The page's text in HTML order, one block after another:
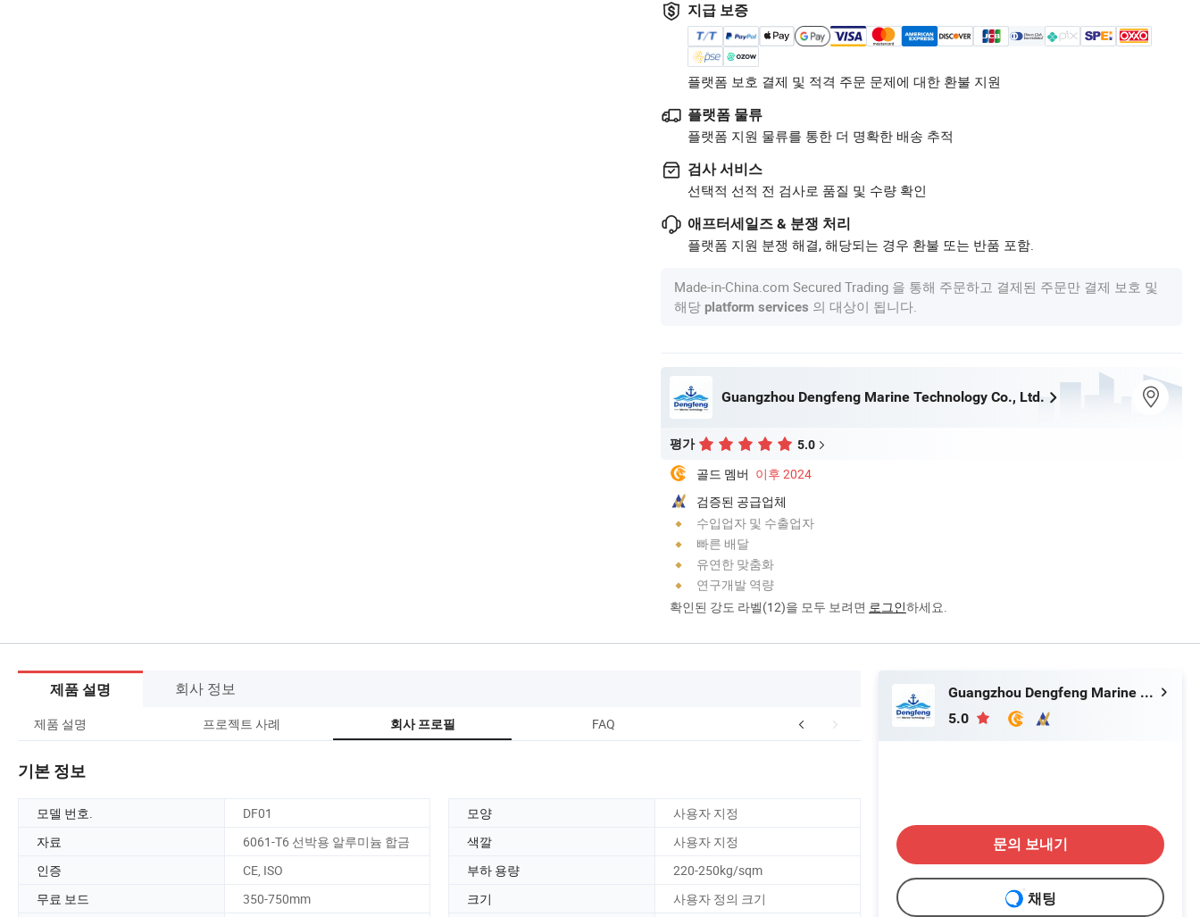
지급 보증
플랫폼 보호 결제 및 적격 주문 문제에 대한 환불 지원
플랫폼 물류
플랫폼 지원 물류를 통한 더 명확한 배송 추적
검사 서비스
선택적 선적 전 검사로 품질 및 수량 확인
애프터세일즈 & 분쟁 처리
플랫폼 지원 분쟁 해결, 해당되는 경우 환불 또는 반품 포함.
Made-in-China.com Secured Trading 을 통해 주문하고 결제된 주문만 결제 보호 및
해당 platform services 의 대상이 됩니다.
Guangzhou Dengfeng Marine Technology Co., Ltd.
평가 5.0
골드 멤버 이후 2024
검증된 공급업체
수입업자 및 수출업자
빠른 배달
유연한 맞춤화
연구개발 역량
확인된 강도 라벨(12)을 모두 보려면 로그인하세요.
제품 설명 회사 정보
제품 설명 프로젝트 사례 회사 프로필 FAQ
기본 정보
모델 번호. DF01 모양
사용자 지정
자료
6061-T6 선박용 알루미늄 합금 색깔
사용자 지정
인증
CE, ISO 부하 용량
220-250kg/sqm
무료 보드
350-750mm 크기 사용자 정의 크기
Guangzhou Dengfeng Marine Technology Co., Ltd.
5.0
문의 보내기
채팅